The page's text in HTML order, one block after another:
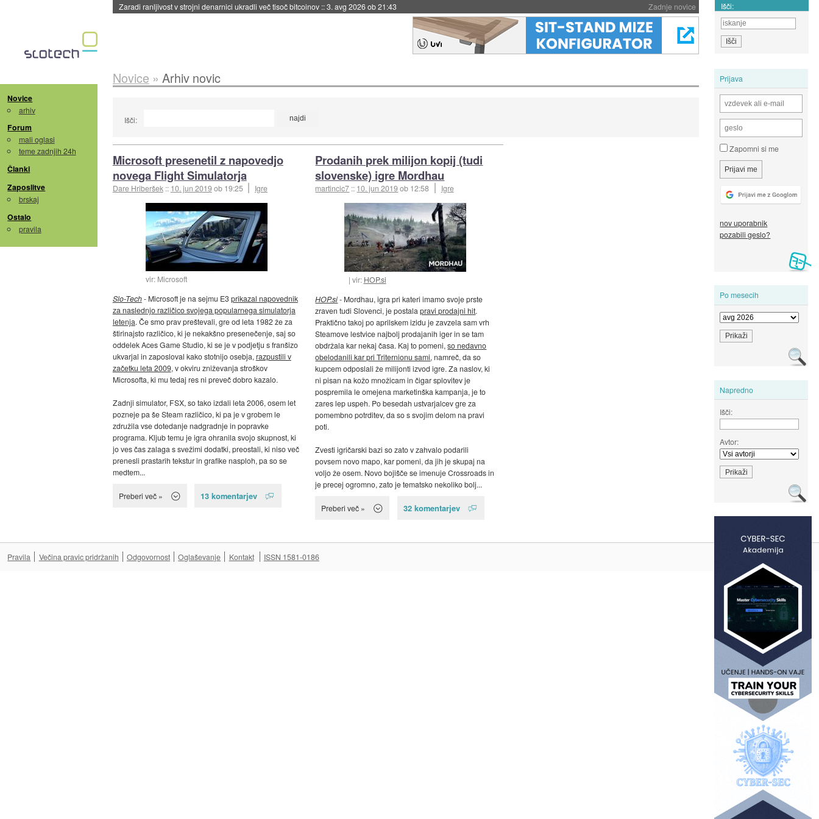
Zadnje novice
Zaradi ranljivost v strojni denarnici ukradli več tisoč bitcoinov ::3. avg 2026 ob 21:43 Išči:
Novice
arhiv
Forum
mali oglasi
teme zadnjih 24h
Članki
Zaposlitve
brskaj
Ostalo
pravila
Prijava
Zapomni si me
nov uporabnik
pozabili geslo?
Po mesecih
Napredno
Išči:
Avtor:
Novice » Arhiv novic
Išči:
Microsoft presenetil z napovedjo
novega Flight Simulatorja
Dare Hriberšek :: 10. jun 2019ob 19:25 Igre
vir: Microsoft
Slo-Tech- Microsoft je na sejmu E3prikazal napovednik
za naslednjo različico svojega popularnega simulatorja
letenja. Če smo prav preštevali, gre od leta 1982 že za
štirinajsto različico, ki je nekakšno presenečenje, saj so
oddelek Aces Game Studio, ki se je v podjetju s franšizo
ukvarjal in zaposloval kako stotnijo osebja, razpustili v
začetku leta 2009, v okviru zniževanja stroškov
Microsofta, ki mu tedaj res ni preveč dobro kazalo.
Zadnji simulator, FSX, so tako izdali leta 2006, osem let
pozneje pa še Steam različico, ki pa je v grobem le
združila vse dotedanje nadgradnje in popravke
programa. Kljub temu je igra ohranila svojo skupnost, ki
jo ves čas zalaga s svežimi dodatki, preostali, ki niso več
prenesli prastarih tekstur in grafike nasploh, pa so se
medtem...
Preberi več » 13 komentarjev
Prodanih prek milijon kopij (tudi
slovenske) igre Mordhau
martincic7 :: 10. jun 2019ob 12:58 Igre
vir: HOP.si
HOP.si- Mordhau, igra pri kateri imamo svoje prste
zraven tudi Slovenci, je postalapravi prodajni hit.
Praktično takoj po aprilskem izidu je zavzela sam vrh
Steamove lestvice najbolj prodajanih iger in se tam
obdržala kar nekaj časa. Kaj to pomeni,so nedavno
obelodanili kar pri Triternionu sami, namreč, da so
kupcem odposlali že milijonti izvod igre. Za naslov, ki
ni pisan na kožo množicam in čigar splovitev je
pospremila le omejena marketinška kampanja, je to
zares lep uspeh. Po besedah ustvarjalcev gre za
pomembno potrditev, da so s svojim delom na pravi
poti.
Zvesti igričarski bazi so zato v zahvalo podarili
povsem novo mapo, kar pomeni, da jih je skupaj na
voljo že osem. Novo bojišče se imenuje Crossroads in
je precej ogromno, zato je tematsko nekoliko bolj...
Preberi več » 32 komentarjev
Pravila Večina pravic pridržanih Odgovornost Oglaševanje Kontakt ISSN 1581-0186